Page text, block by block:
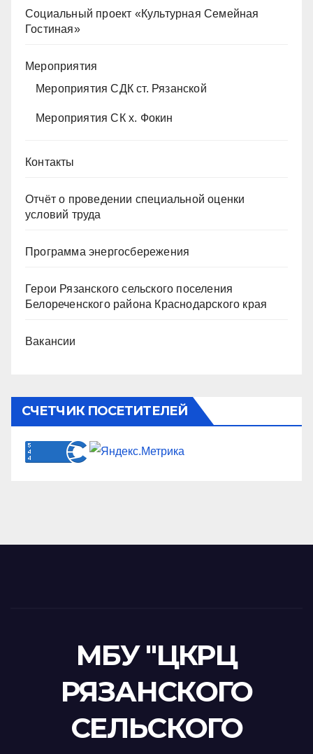
Социальный проект «Культурная Семейная
Гостиная»
Мероприятия
Мероприятия СДК ст. Рязанской
Мероприятия СК х. Фокин
Контакты
Отчёт о проведении специальной оценки
условий труда
Программа энергосбережения
Герои Рязанского сельского поселения
Белореченского района Краснодарского края
Вакансии
СЧЕТЧИК ПОСЕТИТЕЛЕЙ
МБУ "ЦКРЦ
РЯЗАНСКОГО
СЕЛЬСКОГО